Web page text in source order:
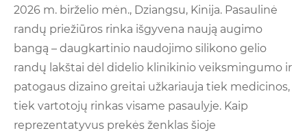
2026 m. birželio mėn., Dziangsu, Kinija. Pasaulinė
randų priežiūros rinka išgyvena naują augimo
bangą – daugkartinio naudojimo silikono gelio
randų lakštai dėl didelio klinikinio veiksmingumo ir
patogaus dizaino greitai užkariauja tiek medicinos,
tiek vartotojų rinkas visame pasaulyje. Kaip
reprezentatyvus prekės ženklas šioje